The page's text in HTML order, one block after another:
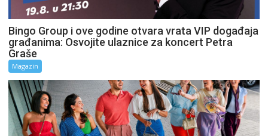
Bingo Group i ove godine otvara vrata VIP događaja
građanima: Osvojite ulaznice za koncert Petra
Graše
Magazin